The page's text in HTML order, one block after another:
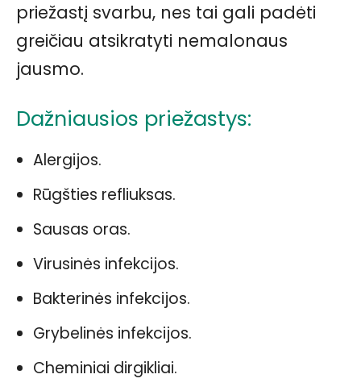
priežastį svarbu, nes tai gali padėti
greičiau atsikratyti nemalonaus
jausmo.
Dažniausios priežastys:
Alergijos.
Rūgšties refliuksas.
Sausas oras.
Virusinės infekcijos.
Bakterinės infekcijos.
Grybelinės infekcijos.
Cheminiai dirgikliai.